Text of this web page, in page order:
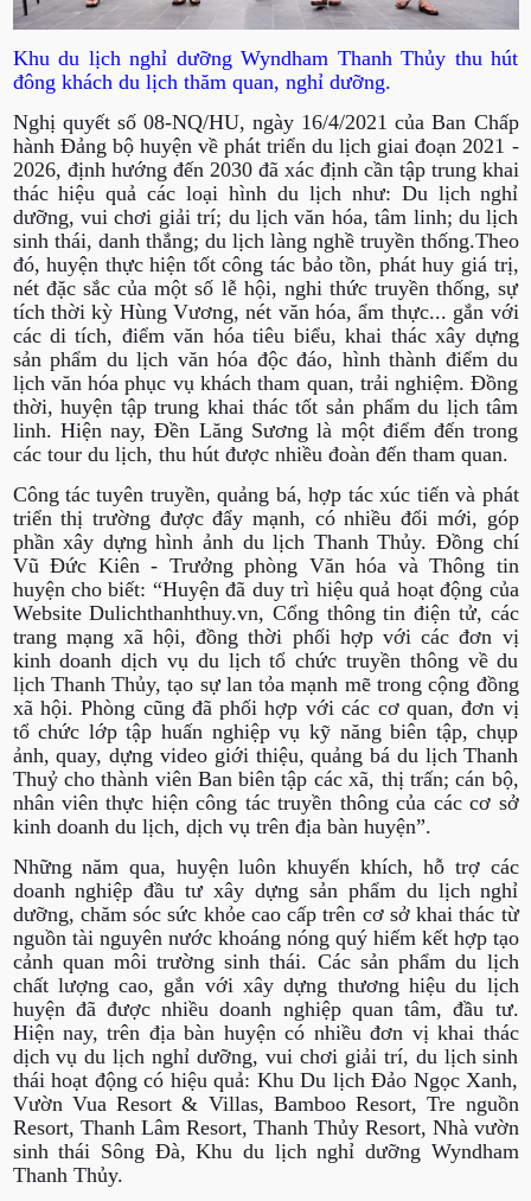
Khu du lịch nghỉ dưỡng Wyndham Thanh Thủy thu hút
đông khách du lịch thăm quan, nghỉ dưỡng.
Nghị quyết số 08-NQ/HU, ngày 16/4/2021 của Ban Chấp
hành Đảng bộ huyện về phát triển du lịch giai đoạn 2021 -
2026, định hướng đến 2030 đã xác định cần tập trung khai
thác hiệu quả các loại hình du lịch như: Du lịch nghỉ
dưỡng, vui chơi giải trí; du lịch văn hóa, tâm linh; du lịch
sinh thái, danh thắng; du lịch làng nghề truyền thống.Theo
đó, huyện thực hiện tốt công tác bảo tồn, phát huy giá trị,
nét đặc sắc của một số lễ hội, nghi thức truyền thống, sự
tích thời kỳ Hùng Vương, nét văn hóa, ẩm thực... gắn với
các di tích, điểm văn hóa tiêu biểu, khai thác xây dựng
sản phẩm du lịch văn hóa độc đáo, hình thành điểm du
lịch văn hóa phục vụ khách tham quan, trải nghiệm. Đồng
thời, huyện tập trung khai thác tốt sản phẩm du lịch tâm
linh. Hiện nay, Đền Lăng Sương là một điểm đến trong
các tour du lịch, thu hút được nhiều đoàn đến tham quan.
Công tác tuyên truyền, quảng bá, hợp tác xúc tiến và phát
triển thị trường được đẩy mạnh, có nhiều đổi mới, góp
phần xây dựng hình ảnh du lịch Thanh Thủy. Đồng chí
Vũ Đức Kiên - Trưởng phòng Văn hóa và Thông tin
huyện cho biết: “Huyện đã duy trì hiệu quả hoạt động của
Website Dulichthanhthuy.vn, Cổng thông tin điện tử, các
trang mạng xã hội, đồng thời phối hợp với các đơn vị
kinh doanh dịch vụ du lịch tổ chức truyền thông về du
lịch Thanh Thủy, tạo sự lan tỏa mạnh mẽ trong cộng đồng
xã hội. Phòng cũng đã phối hợp với các cơ quan, đơn vị
tổ chức lớp tập huấn nghiệp vụ kỹ năng biên tập, chụp
ảnh, quay, dựng video giới thiệu, quảng bá du lịch Thanh
Thuỷ cho thành viên Ban biên tập các xã, thị trấn; cán bộ,
nhân viên thực hiện công tác truyền thông của các cơ sở
kinh doanh du lịch, dịch vụ trên địa bàn huyện”.
Những năm qua, huyện luôn khuyến khích, hỗ trợ các
doanh nghiệp đầu tư xây dựng sản phẩm du lịch nghỉ
dưỡng, chăm sóc sức khỏe cao cấp trên cơ sở khai thác từ
nguồn tài nguyên nước khoáng nóng quý hiếm kết hợp tạo
cảnh quan môi trường sinh thái. Các sản phẩm du lịch
chất lượng cao, gắn với xây dựng thương hiệu du lịch
huyện đã được nhiều doanh nghiệp quan tâm, đầu tư.
Hiện nay, trên địa bàn huyện có nhiều đơn vị khai thác
dịch vụ du lịch nghỉ dưỡng, vui chơi giải trí, du lịch sinh
thái hoạt động có hiệu quả: Khu Du lịch Đảo Ngọc Xanh,
Vườn Vua Resort & Villas, Bamboo Resort, Tre nguồn
Resort, Thanh Lâm Resort, Thanh Thủy Resort, Nhà vườn
sinh thái Sông Đà, Khu du lịch nghỉ dưỡng Wyndham
Thanh Thủy.